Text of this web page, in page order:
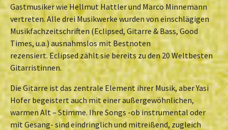
Gastmusiker wie Hellmut Hattler und Marco Minnemann
vertreten. Alle drei Musikwerke wurden von einschlägigen
Musikfachzeitschriften (Eclipsed, Gitarre & Bass, Good
Times, u.a.) ausnahmslos mit Bestnoten
rezensiert. Eclipsed zählt sie bereits zu den 20 Weltbesten
Gitarristinnen.
Die Gitarre ist das zentrale Element ihrer Musik, aber Yasi
Hofer begeistert auch mit einer außergewöhnlichen,
warmen Alt – Stimme. Ihre Songs -ob instrumental oder
mit Gesang- sind eindringlich und mitreißend, zugleich